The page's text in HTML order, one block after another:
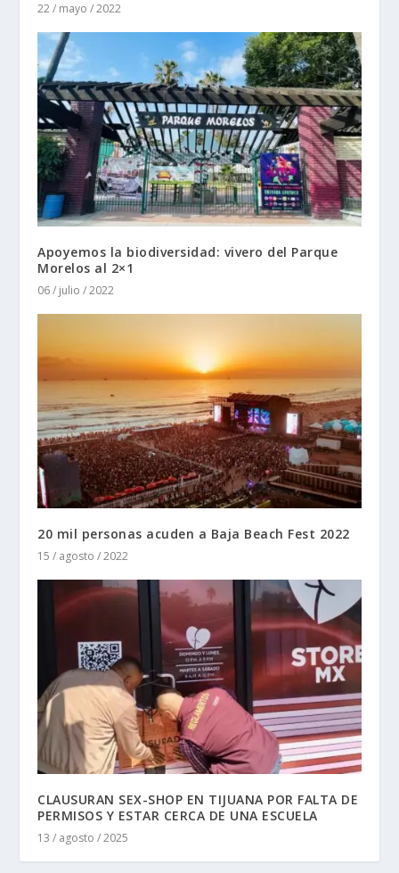
22 / mayo / 2022
Apoyemos la biodiversidad: vivero del Parque
Morelos al 2×1
06 / julio / 2022
20 mil personas acuden a Baja Beach Fest 2022
15 / agosto / 2022
CLAUSURAN SEX-SHOP EN TIJUANA POR FALTA DE
PERMISOS Y ESTAR CERCA DE UNA ESCUELA
13 / agosto / 2025